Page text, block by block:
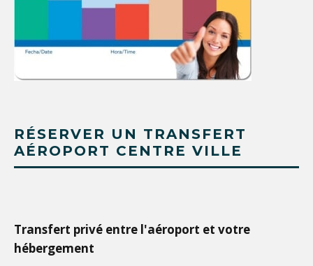
RÉSERVER UN TRANSFERT
AÉROPORT CENTRE VILLE
Transfert privé entre l'aéroport et votre
hébergement